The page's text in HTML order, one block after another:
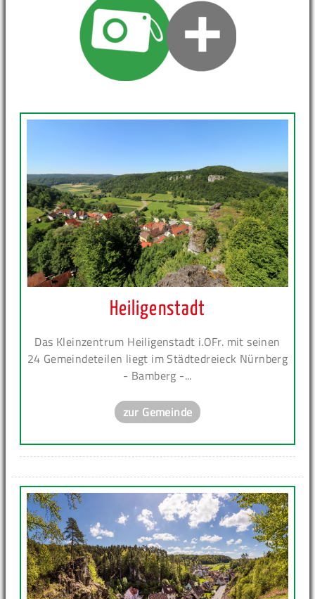
Heiligenstadt
Das Kleinzentrum Heiligenstadt i.OFr. mit seinen
24 Gemeindeteilen liegt im Städtedreieck Nürnberg
- Bamberg -...
zur Gemeinde